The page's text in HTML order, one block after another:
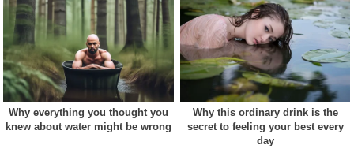
Acest site web folosește cookie-uri pentru a vă îmbunătăți
experiența. Vom presupune că sunteți de acord cu asta dacă
vă continuați navigarea.
Cookie settings ACCEPT